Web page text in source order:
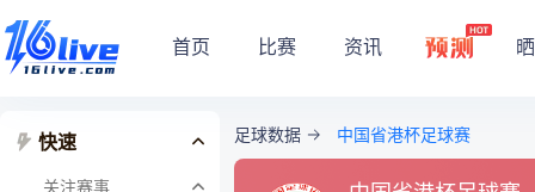
首页 比赛 资讯
快速
关注赛事
足球数据 中国省港杯足球赛